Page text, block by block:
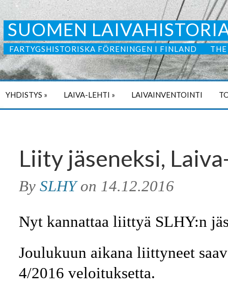
SUOMEN
FARTYGSHISTORISKA FÖRENINGEN I FINLAND
YHDISTYS » LAIVA-LEHTI » LAIVAINVENTOINTI
Liity jäseneksi,
By SLHYon 14.12.2016
Nyt kannattaa liittyä SLHY:n
Joulukuun aikana liittyneet
4/2016 veloituksetta.